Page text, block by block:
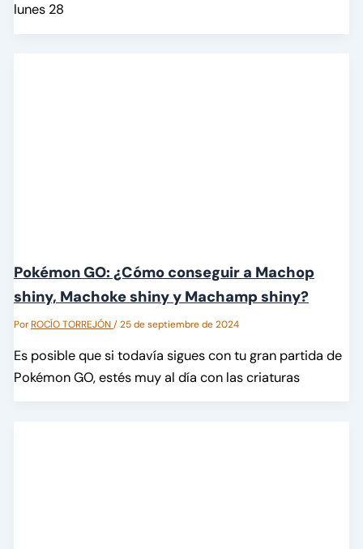
lunes 28
Pokémon GO: ¿Cómo conseguir a Machop
shiny, Machoke shiny y Machamp shiny?
PorROCÍO TORREJÓN/25 de septiembre de 2024
Es posible que si todavía sigues con tu gran partida de
Pokémon GO, estés muy al día con las criaturas